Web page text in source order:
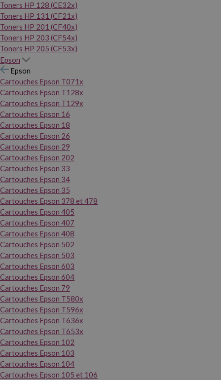
Toners HP 128 (CE32x)
Toners HP 131 (CF21x)
Toners HP 201 (CF40x)
Toners HP 203 (CF54x)
Toners HP 205 (CF53x)
Epson
Epson
Cartouches Epson T071x
Cartouches Epson T128x
Cartouches Epson T129x
Cartouches Epson 16
Cartouches Epson 18
Cartouches Epson 26
Cartouches Epson 29
Cartouches Epson 202
Cartouches Epson 33
Cartouches Epson 34
Cartouches Epson 35
Cartouches Epson 378 et 478
Cartouches Epson 405
Cartouches Epson 407
Cartouches Epson 408
Cartouches Epson 502
Cartouches Epson 503
Cartouches Epson 603
Cartouches Epson 604
Cartouches Epson 79
Cartouches Epson T580x
Cartouches Epson T596x
Cartouches Epson T636x
Cartouches Epson T653x
Cartouches Epson 102
Cartouches Epson 103
Cartouches Epson 104
Cartouches Epson 105 et 106